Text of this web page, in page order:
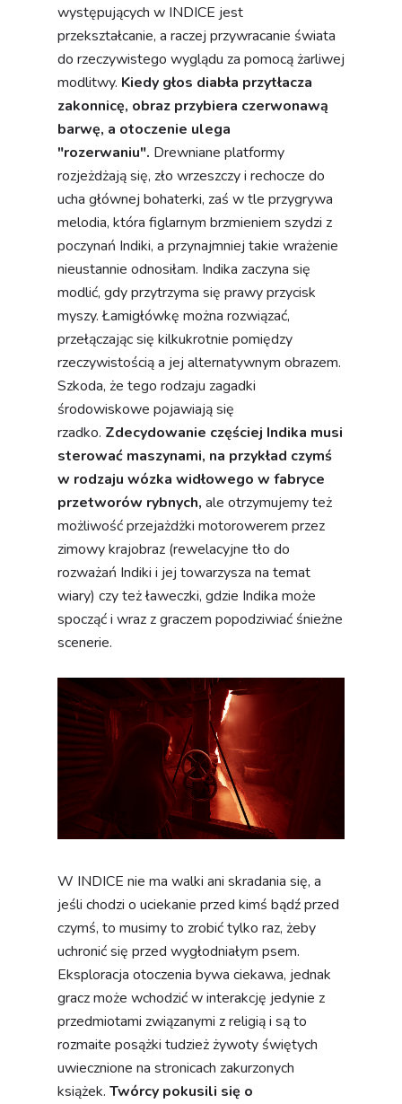
występujących w INDICE jest
przekształcanie, a raczej przywracanie świata
do rzeczywistego wyglądu za pomocą żarliwej
modlitwy. Kiedy głos diabła przytłacza
zakonnicę, obraz przybiera czerwonawą
barwę, a otoczenie ulega
"rozerwaniu". Drewniane platformy
rozjeżdżają się, zło wrzeszczy i rechocze do
ucha głównej bohaterki, zaś w tle przygrywa
melodia, która figlarnym brzmieniem szydzi z
poczynań Indiki, a przynajmniej takie wrażenie
nieustannie odnosiłam. Indika zaczyna się
modlić, gdy przytrzyma się prawy przycisk
myszy. Łamigłówkę można rozwiązać,
przełączając się kilkukrotnie pomiędzy
rzeczywistością a jej alternatywnym obrazem.
Szkoda, że tego rodzaju zagadki
środowiskowe pojawiają się
rzadko. Zdecydowanie częściej Indika musi
sterować maszynami, na przykład czymś
w rodzaju wózka widłowego w fabryce
przetworów rybnych, ale otrzymujemy też
możliwość przejażdżki motorowerem przez
zimowy krajobraz (rewelacyjne tło do
rozważań Indiki i jej towarzysza na temat
wiary) czy też ławeczki, gdzie Indika może
spocząć i wraz z graczem popodziwiać śnieżne
scenerie.
W INDICE nie ma walki ani skradania się, a
jeśli chodzi o uciekanie przed kimś bądź przed
czymś, to musimy to zrobić tylko raz, żeby
uchronić się przed wygłodniałym psem.
Eksploracja otoczenia bywa ciekawa, jednak
gracz może wchodzić w interakcję jedynie z
przedmiotami związanymi z religią i są to
rozmaite posążki tudzież żywoty świętych
uwiecznione na stronicach zakurzonych
książek. Twórcy pokusili się o
Zgoda na pliki cookie
Ta strona korzysta z plików cookies, które
pomagają jej funkcjonować i śledzić sposób
interakcji z nią. Dzięki temu możemy zapewnić
lepszą, spersonalizowaną obsługę.
Ustawienia Zaakceptuj wszystkie